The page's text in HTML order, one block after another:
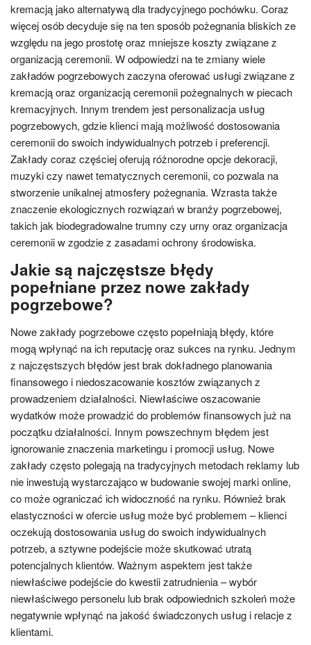
kremacją jako alternatywą dla tradycyjnego pochówku. Coraz
więcej osób decyduje się na ten sposób pożegnania bliskich ze
względu na jego prostotę oraz mniejsze koszty związane z
organizacją ceremonii. W odpowiedzi na te zmiany wiele
zakładów pogrzebowych zaczyna oferować usługi związane z
kremacją oraz organizacją ceremonii pożegnalnych w piecach
kremacyjnych. Innym trendem jest personalizacja usług
pogrzebowych, gdzie klienci mają możliwość dostosowania
ceremonii do swoich indywidualnych potrzeb i preferencji.
Zakłady coraz częściej oferują różnorodne opcje dekoracji,
muzyki czy nawet tematycznych ceremonii, co pozwala na
stworzenie unikalnej atmosfery pożegnania. Wzrasta także
znaczenie ekologicznych rozwiązań w branży pogrzebowej,
takich jak biodegradowalne trumny czy urny oraz organizacja
ceremonii w zgodzie z zasadami ochrony środowiska.
Jakie są najczęstsze błędy
popełniane przez nowe zakłady
pogrzebowe?
Nowe zakłady pogrzebowe często popełniają błędy, które
mogą wpłynąć na ich reputację oraz sukces na rynku. Jednym
z najczęstszych błędów jest brak dokładnego planowania
finansowego i niedoszacowanie kosztów związanych z
prowadzeniem działalności. Niewłaściwe oszacowanie
wydatków może prowadzić do problemów finansowych już na
początku działalności. Innym powszechnym błędem jest
ignorowanie znaczenia marketingu i promocji usług. Nowe
zakłady często polegają na tradycyjnych metodach reklamy lub
nie inwestują wystarczająco w budowanie swojej marki online,
co może ograniczać ich widoczność na rynku. Również brak
elastyczności w ofercie usług może być problemem – klienci
oczekują dostosowania usług do swoich indywidualnych
potrzeb, a sztywne podejście może skutkować utratą
potencjalnych klientów. Ważnym aspektem jest także
niewłaściwe podejście do kwestii zatrudnienia – wybór
niewłaściwego personelu lub brak odpowiednich szkoleń może
negatywnie wpłynąć na jakość świadczonych usług i relacje z
klientami.